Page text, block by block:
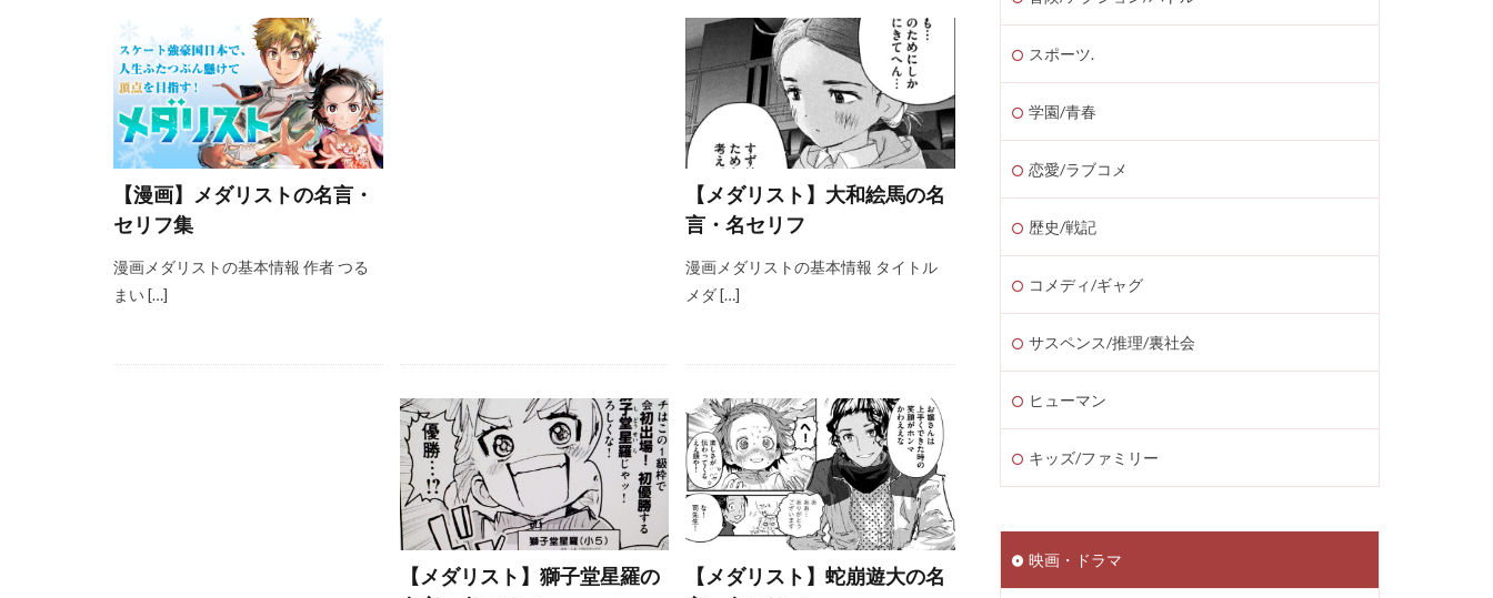
【漫画】メダリストの名言・
セリフ集
漫画メダリストの基本情報 作者 つる
まい […]
【メダリスト】大和絵馬の名
言・名セリフ
漫画メダリストの基本情報 タイトル
メダ […]
【メダリスト】獅子堂星羅の
【メダリスト】蛇崩遊大の名
スポーツ.
学園/青春
恋愛/ラブコメ
歴史/戦記
コメディ/ギャグ
サスペンス/推理/裏社会
ヒューマン
キッズ/ファミリー
映画・ドラマ